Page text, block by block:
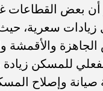
بعض القطاعات
سعرية،
والأقمشة
صيانة وإصلاح